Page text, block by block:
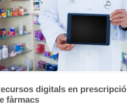
digitals en prescripció
fàrmacs